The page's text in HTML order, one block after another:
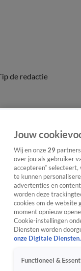
de redactie
Jouw
Wij en onze 29
over jou als gebruiker
accepteren”
te kunnen
advertenties en
worden deze
cookies om de website
moment opnieuw
Cookie-instellingen
Diensten worden
onze Digitale Diensten.
Functioneel &